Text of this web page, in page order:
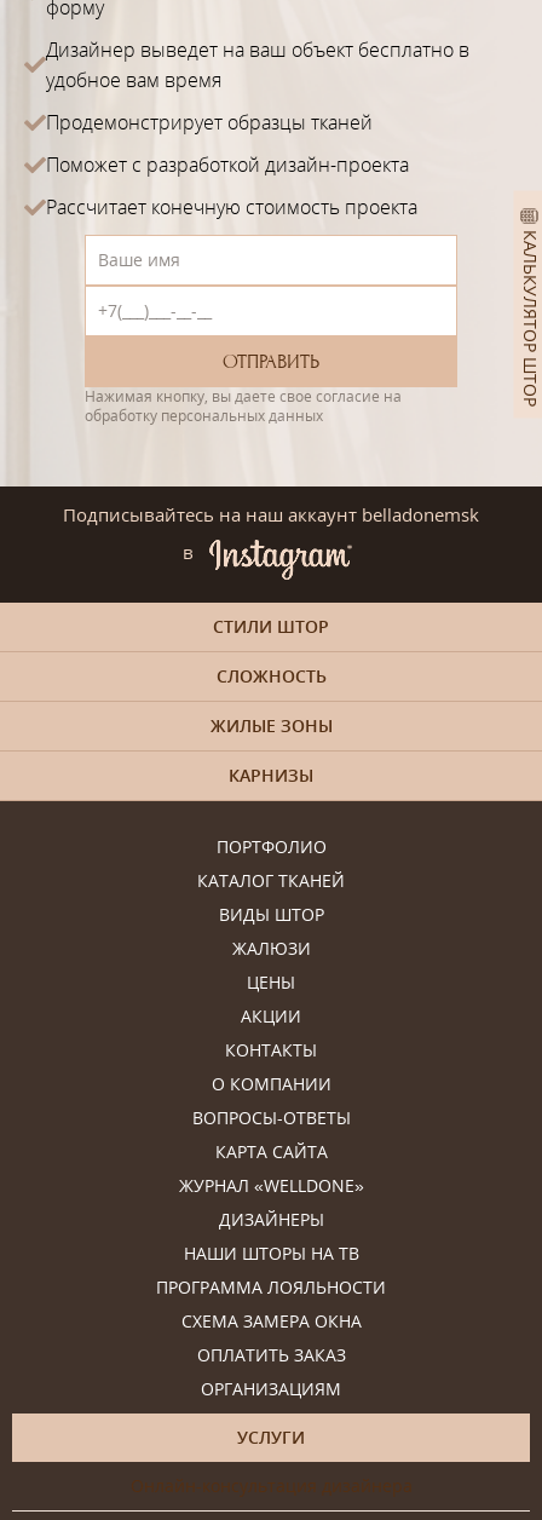
КАЛЬКУЛЯТОР ШТОР
форму
Дизайнер выведет на ваш объект бесплатно в
удобное вам время
Продемонстрирует образцы тканей
Поможет с разработкой дизайн-проекта
Рассчитает конечную стоимость проекта
Нажимая кнопку, вы даете свое согласие на
обработку персональных данных
Подписывайтесь на наш аккаунт belladonemsk
в
ПОРТФОЛИО
КАТАЛОГ ТКАНЕЙ
ВИДЫ ШТОР
ЖАЛЮЗИ
ЦЕНЫ
АКЦИИ
КОНТАКТЫ
О КОМПАНИИ
ВОПРОСЫ-ОТВЕТЫ
КАРТА САЙТА
ЖУРНАЛ «WELLDONE»
ДИЗАЙНЕРЫ
НАШИ ШТОРЫ НА ТВ
ПРОГРАММА ЛОЯЛЬНОСТИ
СХЕМА ЗАМЕРА ОКНА
ОПЛАТИТЬ ЗАКАЗ
ОРГАНИЗАЦИЯМ
УСЛУГИ
Онлайн-консультация дизайнера
СТИЛИ ШТОР
СЛОЖНОСТЬ
ЖИЛЫЕ ЗОНЫ
КАРНИЗЫ